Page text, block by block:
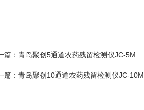
篇： 青岛聚创5通道农药残留检测仪JC-5M
篇： 青岛聚创10通道农药残留检测仪JC-10M